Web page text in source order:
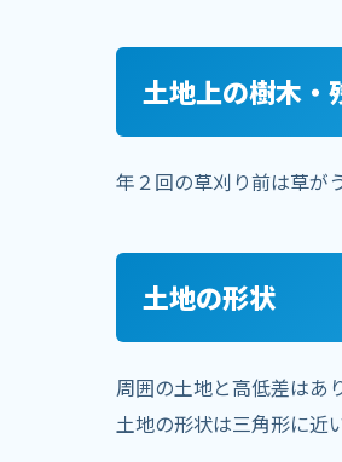
土地上の樹木・
年２回の草刈り前は草が
土地の形状
周囲の土地と高低差はあ
土地の形状は三角形に近